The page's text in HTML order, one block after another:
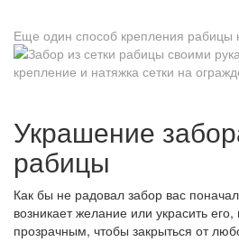
Еще один способ крепления рабицы
Украшение
рабицы
Как бы не радовал забор вас
возникает желание или украсить
прозрачным, чтобы закрыться от